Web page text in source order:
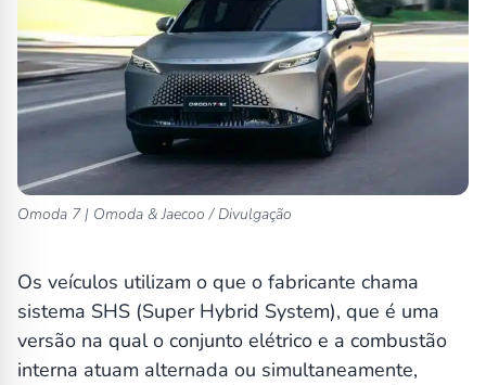
Omoda 7 | Omoda & Jaecoo / Divulgação
Os veículos utilizam o que o fabricante chama
sistema SHS (Super Hybrid System), que é uma
versão na qual o conjunto elétrico e a combustão
interna atuam alternada ou simultaneamente,